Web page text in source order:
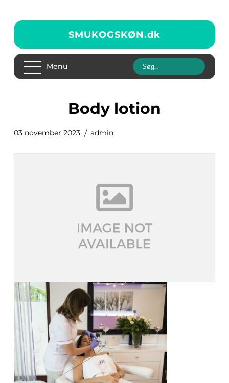
SMUKOGSKØN.dk
Menu
body lotion
03 november 2023 admin